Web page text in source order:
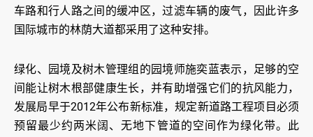
车路和行人路之间的缓冲区，过滤车辆的废气，因此许多
国际城市的林荫大道都采用了这种安排。
绿化、园境及树木管理组的园境师施奕蓝表示，足够的空
间能让树木根部健康生长，并有助增强它们的抗风能力，
发展局早于2012年公布新标准，规定新道路工程项目必须
预留最少约两米阔、无地下管道的空间作为绿化带。此